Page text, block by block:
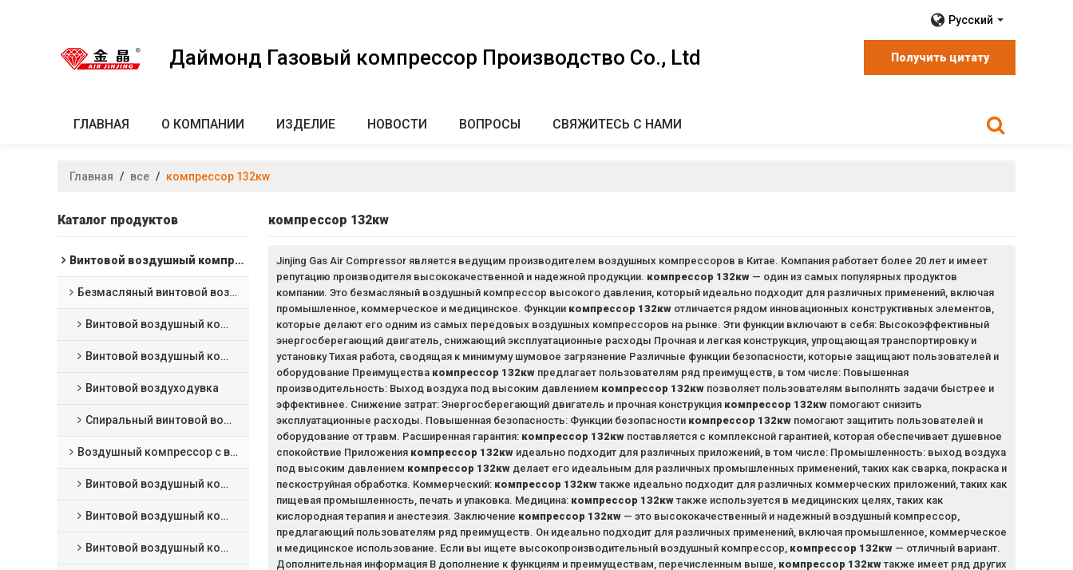
Русский
Даймонд Газовый компрессор Производство Co., Ltd Получить цитату
ГЛАВНАЯ О КОМПАНИИ ИЗДЕЛИЕ НОВОСТИ ВОПРОСЫ СВЯЖИТЕСЬ С НАМИ
Главная / все / компрессор 132кw
Каталог продуктов
Винтовой воздушный компрессор
Безмасляный винтовой воздушный компрессор
Винтовой воздушный компрессор с водяной смазкой
Винтовой воздушный компрессор сухого типа
Винтовой воздуходувка
Спиральный винтовой воздушный компрессор
Воздушный компрессор с впрыском масла
Винтовой воздушный компрессор с фиксированной скоростью
Винтовой воздушный компрессор VSD
Винтовой воздушный компрессор с постоянным магнитом VSD
компрессор 132кw
Jinjing Gas Air Compressor является ведущим производителем воздушных компрессоров в Китае. Компания работает более 20 лет и имеет
репутацию производителя высококачественной и надежной продукции. компрессор 132кw — один из самых популярных продуктов
компании. Это безмасляный воздушный компрессор высокого давления, который идеально подходит для различных применений, включая
промышленное, коммерческое и медицинское. Функции компрессор 132кw отличается рядом инновационных конструктивных элементов,
которые делают его одним из самых передовых воздушных компрессоров на рынке. Эти функции включают в себя: Высокоэффективный
энергосберегающий двигатель, снижающий эксплуатационные расходы Прочная и легкая конструкция, упрощающая транспортировку и
установку Тихая работа, сводящая к минимуму шумовое загрязнение Различные функции безопасности, которые защищают пользователей и
оборудование Преимущества компрессор 132кw предлагает пользователям ряд преимуществ, в том числе: Повышенная
производительность: Выход воздуха под высоким давлением компрессор 132кw позволяет пользователям выполнять задачи быстрее и
эффективнее. Снижение затрат: Энергосберегающий двигатель и прочная конструкция компрессор 132кw помогают снизить
эксплуатационные расходы. Повышенная безопасность: Функции безопасности компрессор 132кw помогают защитить пользователей и
оборудование от травм. Расширенная гарантия: компрессор 132кw поставляется с комплексной гарантией, которая обеспечивает душевное
спокойствие Приложения компрессор 132кw идеально подходит для различных приложений, в том числе: Промышленность: выход воздуха
под высоким давлением компрессор 132кw делает его идеальным для различных промышленных применений, таких как сварка, покраска и
пескоструйная обработка. Коммерческий: компрессор 132кwтакже идеально подходит для различных коммерческих приложений, таких как
пищевая промышленность, печать и упаковка. Медицина: компрессор 132кwтакже используется в медицинских целях, таких как
кислородная терапия и анестезия. Заключение компрессор 132кw — это высококачественный и надежный воздушный компрессор,
предлагающий пользователям ряд преимуществ. Он идеально подходит для различных применений, включая промышленное, коммерческое
и медицинское использование. Если вы ищете высокопроизводительный воздушный компрессор, компрессор 132кw — отличный вариант.
Дополнительная информация В дополнение к функциям и преимуществам, перечисленным выше, компрессор 132кwтакже имеет ряд других